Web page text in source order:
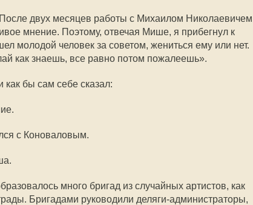
двух месяцев работы с Михаилом Николаевичем
мнение. Поэтому, отвечая Мише, я прибегнул к
молодой человек за советом, жениться ему или нет.
как знаешь, все равно потом пожалеешь».
бы сам себе сказал:
с Коноваловым.
много бригад из случайных артистов, как
Бригадами руководили деляги-администраторы,